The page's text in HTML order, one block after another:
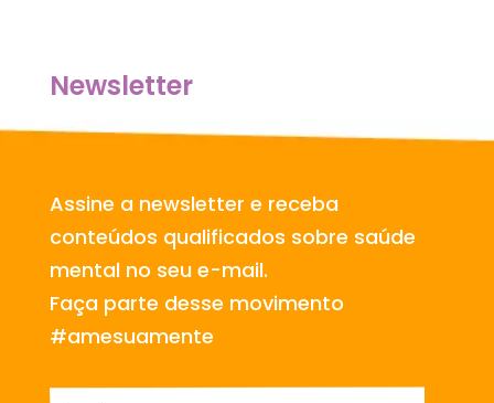
Newsletter
Assine a newsletter e receba
conteúdos qualificados sobre saúde
mental no seu e-mail.
Faça parte desse movimento
#amesuamente